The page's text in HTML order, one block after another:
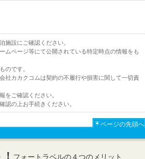
設にご確認ください。
ムページ等にて公開されている特定時点の情報をも
です。
社カカクコムは契約の不履行や損害に関して一切責
ご確認ください。
の上お手続きください。
ページの先頭へ
フォートラベルの４つのメリット